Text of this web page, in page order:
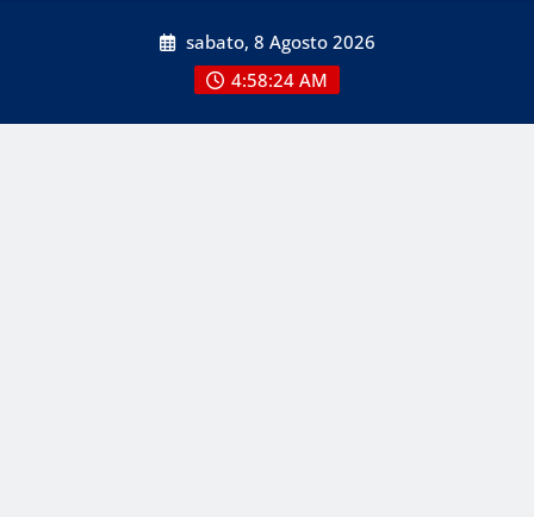
sabato, 8 Agosto 2026
4:58:26 AM